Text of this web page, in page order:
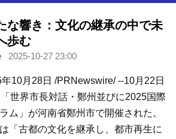
な響き：文化の継承の中で未
歩む
2025-10-27 23:00
10月28日 /PRNewswire/ --10月22日
世界市長対話・鄭州並びに2025国際
ム」が河南省鄭州市で開催された。
「古都の文化を継承し、都市再生に